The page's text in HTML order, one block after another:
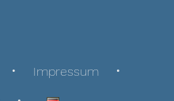
Impressum